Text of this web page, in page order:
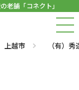
老舗「コネクト」
上越市 （有）秀